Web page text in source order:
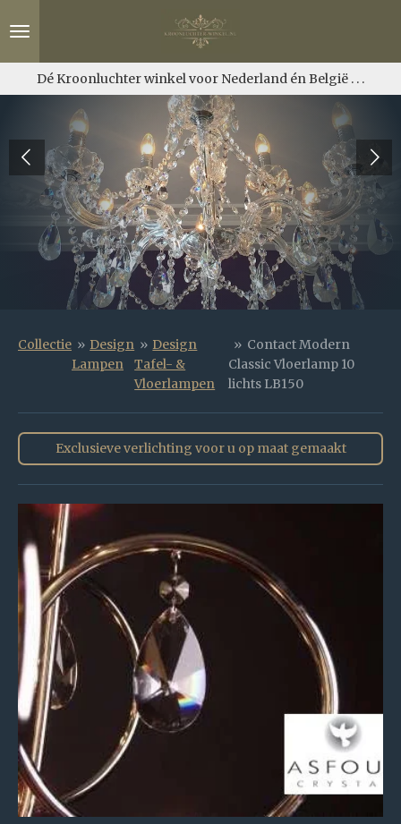
direct
hoofdinhoud
Dé Kroonluchter winkel voor Nederland én België . . .
Collectie » Design
Lampen
» Design
Tafel- &
Vloerlampen
» Contact Modern
Classic Vloerlamp 10
lichts LB150
Exclusieve verlichting voor u op maat gemaakt